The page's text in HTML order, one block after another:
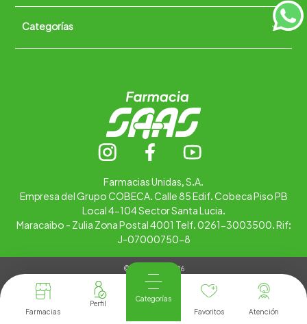
Farmacias
Categorías
Favoritos
Atención
Quiénes somos
Trabaja con nosotros
Categorías +
Farmacias Unidas, S.A.
Empresa del Grupo COBECA. Calle 85 Edif. Cobeca Piso PB
Local 4-104 Sector Santa Lucia.
Maracaibo - Zulia Zona Postal 4001 Telf. 0261-3003500. Rif:
J-07000750-8
© Copyright 2026
Tienda Virtual desarrollada por
Tecnología